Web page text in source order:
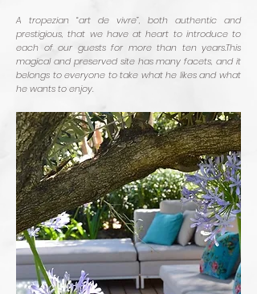
A tropezian “art de vivre”, both authentic and
prestigious, that we have at heart to introduce to
each of our guests for more than ten years.This
magical and preserved site has many facets, and it
belongs to everyone to take what he likes and what
he wants to enjoy.